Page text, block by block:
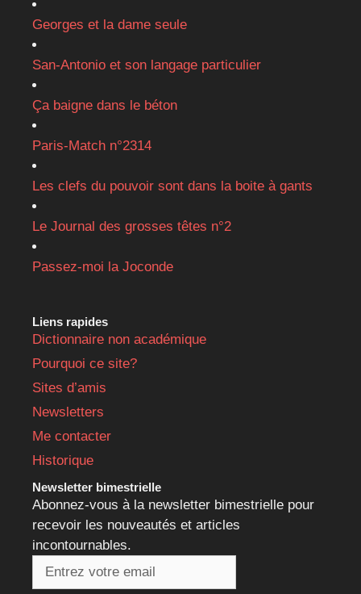
Georges et la dame seule
San-Antonio et son langage particulier
Ça baigne dans le béton
Paris-Match n°2314
Les clefs du pouvoir sont dans la boite à gants
Le Journal des grosses têtes n°2
Passez-moi la Joconde
Liens rapides
Dictionnaire non académique
Pourquoi ce site?
Sites d’amis
Newsletters
Me contacter
Historique
Newsletter bimestrielle
Abonnez-vous à la newsletter bimestrielle pour
recevoir les nouveautés et articles
incontournables.